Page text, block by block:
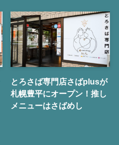
とろさば専門店さばplusが
札幌豊平にオープン！推し
メニューはさばめし